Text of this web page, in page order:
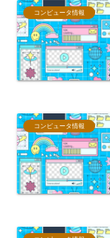
コンピュータ情報
コンピュータ情報